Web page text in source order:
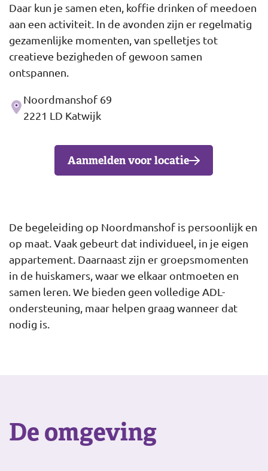
Daar kun je samen eten, koffie drinken of meedoen
aan een activiteit. In de avonden zijn er regelmatig
gezamenlijke momenten, van spelletjes tot
creatieve bezigheden of gewoon samen
ontspannen.
Adres
Noordmanshof 69
2221 LD Katwijk
Aanmelden voor locatie
De begeleiding op Noordmanshof is persoonlijk en
op maat. Vaak gebeurt dat individueel, in je eigen
appartement. Daarnaast zijn er groepsmomenten
in de huiskamers, waar we elkaar ontmoeten en
samen leren. We bieden geen volledige ADL-
ondersteuning, maar helpen graag wanneer dat
nodig is.
De omgeving